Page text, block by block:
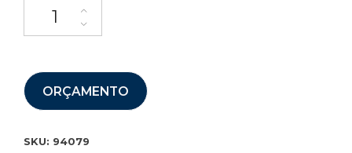
ORÇAMENTO
SKU: 94079